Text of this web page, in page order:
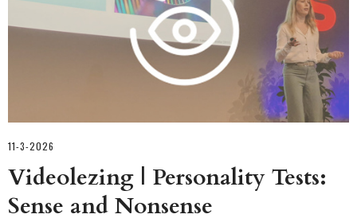
11-3-2026
Videolezing | Personality Tests:
Sense and Nonsense